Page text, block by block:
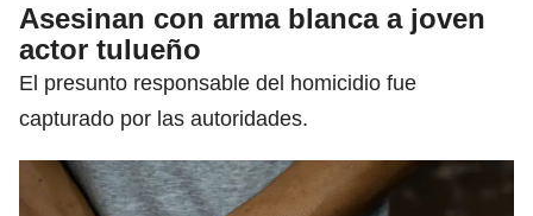
Asesinan con arma blanca a joven
actor tulueño
El presunto responsable del homicidio fue
capturado por las autoridades.